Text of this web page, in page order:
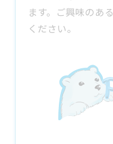
ます。ご興味のあ
ください。